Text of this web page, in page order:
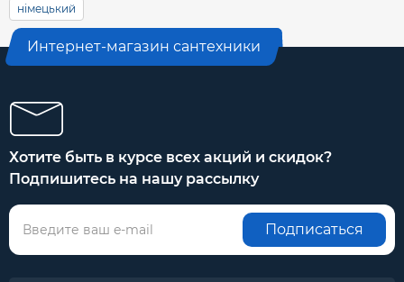
німецький
Интернет-магазин сантехники
Хотите быть в курсе всех акций и скидок?
Подпишитесь на нашу рассылку
Подписаться